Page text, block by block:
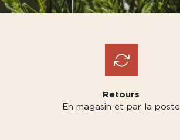
Retours
En magasin et par la poste